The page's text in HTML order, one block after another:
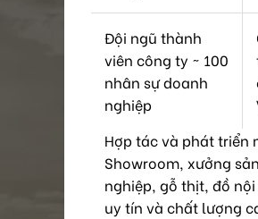
Đội ngũ thành
viên công ty ~ 100
nhân sự doanh
nghiệp
Hợp tác và phát triển
Showroom, xưởng
nghiệp, gỗ thịt, đồ
uy tín và chất lượng